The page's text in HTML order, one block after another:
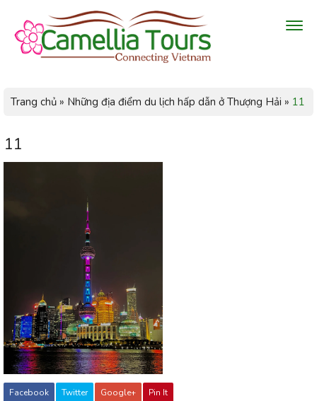
Trang chủ » Những địa điểm du lịch hấp dẫn ở Thượng Hải » 11
11
Facebook Twitter Google+ Pin It